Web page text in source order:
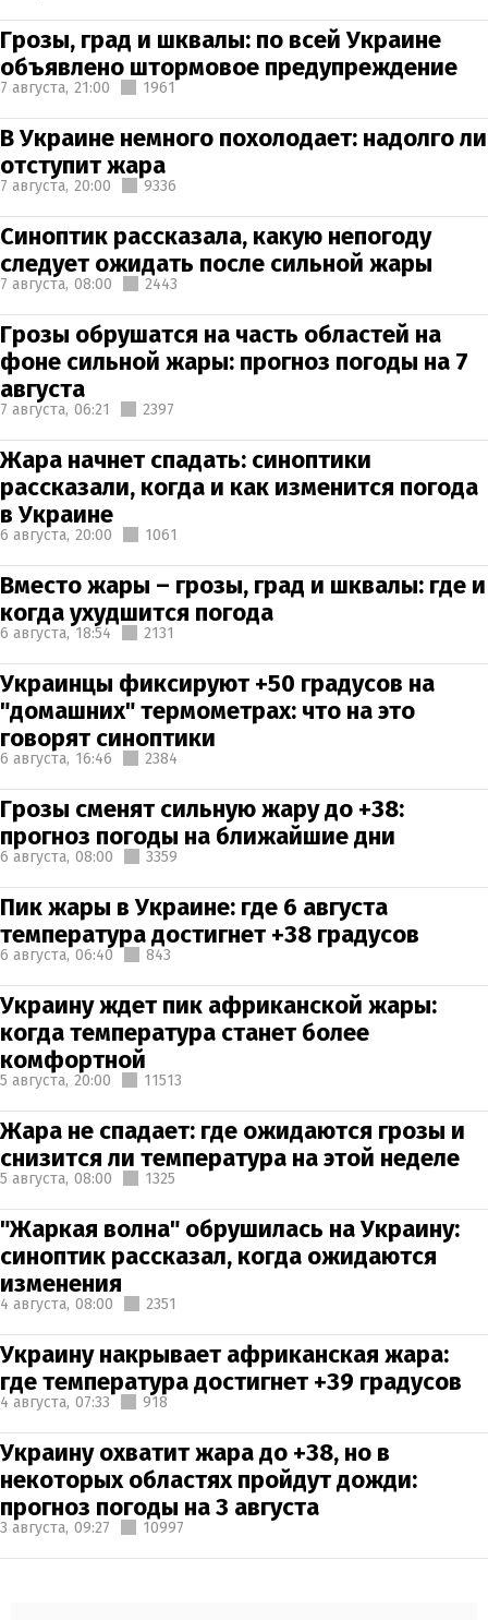
Грозы, град и шквалы: по всей Украине
объявлено штормовое предупреждение
7 августа, 21:00 1961
В Украине немного похолодает: надолго ли
отступит жара
7 августа, 20:00 9336
Синоптик рассказала, какую непогоду
следует ожидать после сильной жары
7 августа, 08:00 2443
Грозы обрушатся на часть областей на
фоне сильной жары: прогноз погоды на 7
августа
7 августа, 06:21 2397
Жара начнет спадать: синоптики
рассказали, когда и как изменится погода
в Украине
6 августа, 20:00 1061
Вместо жары – грозы, град и шквалы: где и
когда ухудшится погода
6 августа, 18:54 2131
Украинцы фиксируют +50 градусов на
"домашних" термометрах: что на это
говорят синоптики
6 августа, 16:46 2384
Грозы сменят сильную жару до +38:
прогноз погоды на ближайшие дни
6 августа, 08:00 3359
Пик жары в Украине: где 6 августа
температура достигнет +38 градусов
6 августа, 06:40 843
Украину ждет пик африканской жары:
когда температура станет более
комфортной
5 августа, 20:00 11513
Жара не спадает: где ожидаются грозы и
снизится ли температура на этой неделе
5 августа, 08:00 1325
"Жаркая волна" обрушилась на Украину:
синоптик рассказал, когда ожидаются
изменения
4 августа, 08:00 2351
Украину накрывает африканская жара:
где температура достигнет +39 градусов
4 августа, 07:33 918
Украину охватит жара до +38, но в
некоторых областях пройдут дожди:
прогноз погоды на 3 августа
3 августа, 09:27 10997